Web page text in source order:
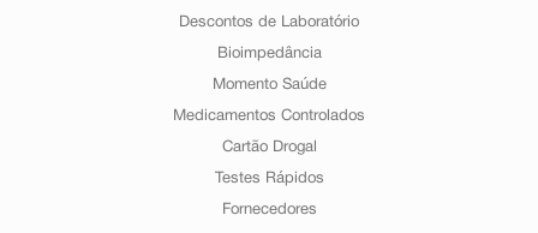
Descontos de Laboratório
Bioimpedância
Momento Saúde
Medicamentos Controlados
Cartão Drogal
Testes Rápidos
Fornecedores